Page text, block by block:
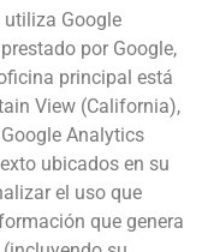
Google
por Google,
principal está
View (California),
Analytics
ubicados en su
el uso que
que genera